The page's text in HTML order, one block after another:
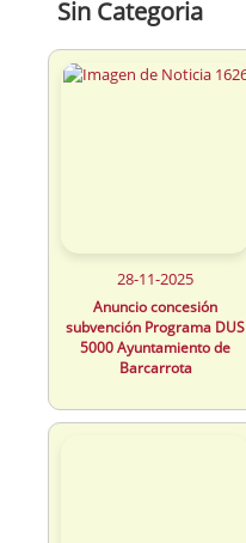
Sin Categoria
28-11-2025
Anuncio concesión
subvención Programa DUS
5000 Ayuntamiento de
Barcarrota